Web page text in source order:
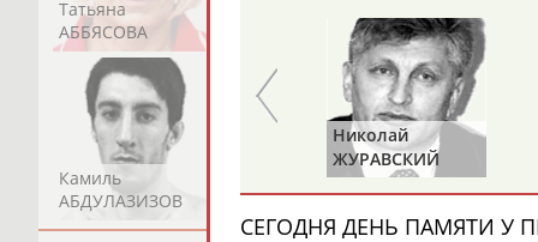
Татьяна
АББЯСОВА
АБДИКАРИМОВА
АБДРАХМАНОВ
Камиль
АБДУЛАЗИЗОВ
АБДУЛБЕКОВ
Камалудин
АБДУЛДАУДОВ
Равиля
ПРОКОПЕНКО
(САЛИМОВА)
Николай
ЖУРАВСКИЙ
СЕГОДНЯ ДЕНЬ ПАМЯТИ У